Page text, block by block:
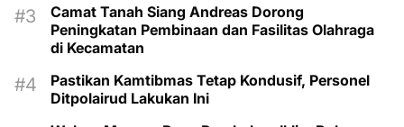
Camat Tanah Siang Andreas Dorong
Peningkatan Pembinaan dan Fasilitas Olahraga
di Kecamatan
Pastikan Kamtibmas Tetap Kondusif, Personel
Ditpolairud Lakukan Ini